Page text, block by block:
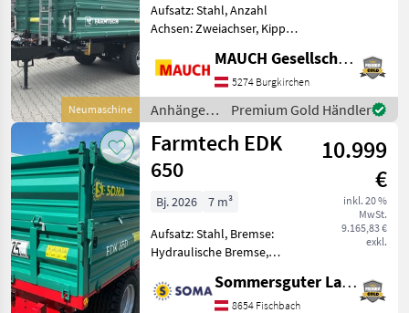
Neumaschine
Aufsatz: Stahl, Anzahl
Achsen: Zweiachser, Kipper-
Bremse: Hydraulische
Bremse, Sattelstützwinde
Farmtech T-Line 1100 S
Ausstattung: - So
MAUCH Gesellschaft m.b.H. & Co.KG
5274 Burgkirchen
Anhänger /
Farmtech
Premium Gold Händler
Farmtech EDK
650
10.999
€
inkl. 20 %
MwSt.
9.165,83 €
exkl.
Bj. 2026
7 m³
Aufsatz: Stahl, Bremse:
Hydraulische Bremse,
Einachs-Dreiseitenkipper
EDK 650 -zulässiges
Sommersguter Landmaschinen GmbH
8654 Fischbach